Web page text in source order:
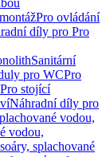
Pro ovládání
díly pro Pro
Sanitární
pro WCPro
Pro stojící
Náhradní díly pro
vodou,
vodou,
splachované